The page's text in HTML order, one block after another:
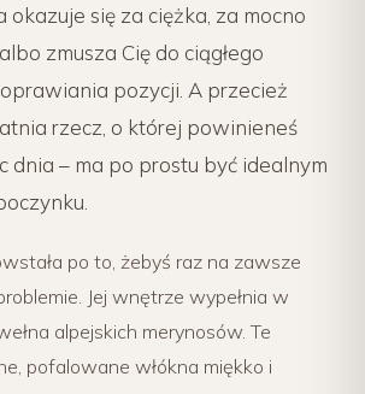
okazuje się za ciężka, za mocno
zmusza Cię do ciągłego
pozycji. A przecież
rzecz, o której powinieneś
dnia – ma po prostu być idealnym
po to, żebyś raz na zawsze
Jej wnętrze wypełnia w
alpejskich merynosów. Te
pofalowane włókna miękko i